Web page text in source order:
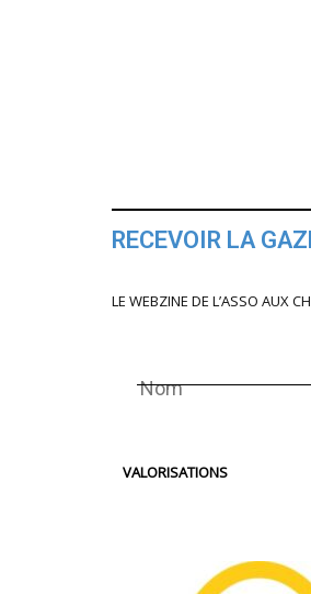
RECEVOIR LA
LE WEBZINE DE L’ASSO AUX
VALORISATIONS